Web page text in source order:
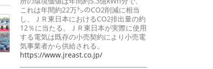
これは年間約22万㌧のCO2削減に相当
し、ＪＲ東日本におけるCO2排出量の約
12％に当たる。ＪＲ東日本が実際に使用
する電気は既存の小売契約により小売電
気事業者から供給される。
https://www.jreast.co.jp/